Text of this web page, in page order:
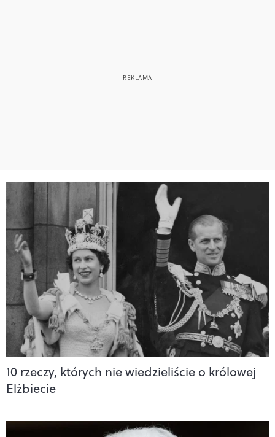
10 rzeczy, których nie wiedzieliście o królowej
Elżbiecie